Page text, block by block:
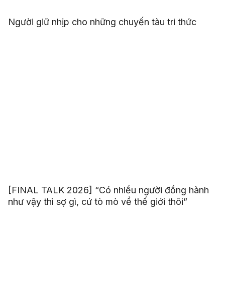
Người giữ nhịp cho những chuyến tàu tri thức
[FINAL TALK 2026] “Có nhiều người đồng hành
như vậy thì sợ gì, cứ tò mò về thế giới thôi”